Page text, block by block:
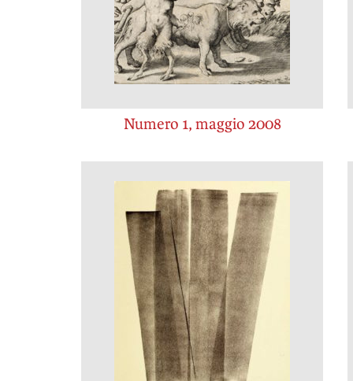
Numero 1, maggio 2008